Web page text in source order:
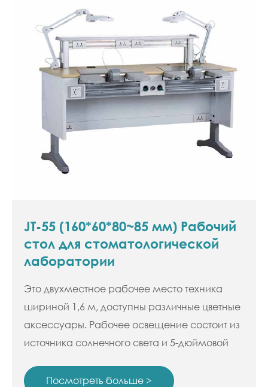
JT-55 (160*60*80~85 мм) Рабочий
стол для стоматологической
лаборатории
Это двухместное рабочее место техника
шириной 1,6 м, доступны различные цветные
аксессуары. Рабочее освещение состоит из
источника солнечного света и 5-дюймовой
Посмотреть больше >